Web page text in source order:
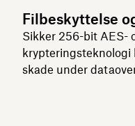
Filbeskyttelse
Sikker 256-bit AES-
krypteringsteknologi
skade under